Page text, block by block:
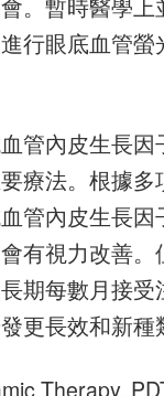
。暫時醫學
行眼底血管
管內皮生長
療法。根據
管內皮生長
有視力改善
期每數月接
更長效和新